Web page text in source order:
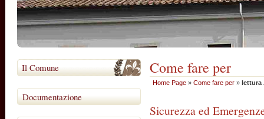
Il Comune
Documentazione
Come fare per
Home Page »Come fare per »lettura
Sicurezza ed